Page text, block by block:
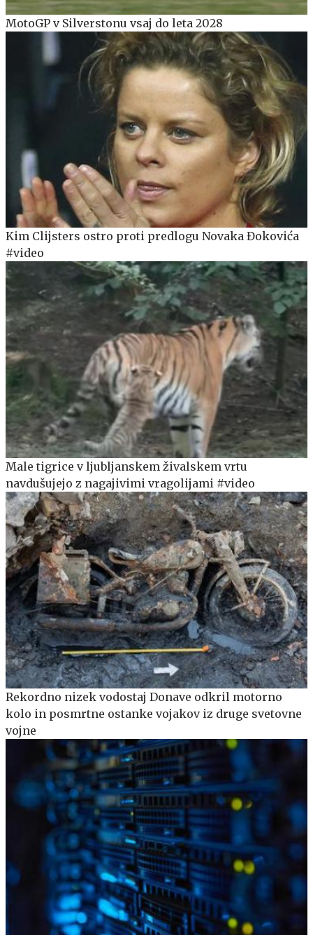
MotoGP v Silverstonu vsaj do leta 2028
Kim Clijsters ostro proti predlogu Novaka Đokovića
#video
Male tigrice v ljubljanskem živalskem vrtu
navdušujejo z nagajivimi vragolijami #video
Rekordno nizek vodostaj Donave odkril motorno
kolo in posmrtne ostanke vojakov iz druge svetovne
vojne